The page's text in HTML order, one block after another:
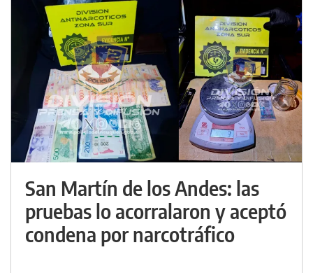
San Martín de los Andes: las
pruebas lo acorralaron y aceptó
condena por narcotráfico